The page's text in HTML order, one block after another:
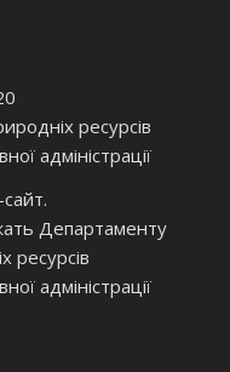
ресурсів
адміністрації
Департаменту
ресурсів
адміністрації